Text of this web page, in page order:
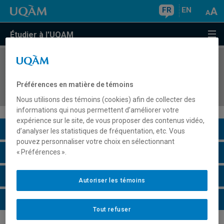
FR EN
Étudier à l'UQAM
COURS//
expérimentale ou quantitative
Description du cours
Horaire - Été 2026
Horaire - Automne 2026
Horaire - Hiver 2027
Préférences en matière de témoins
Nous utilisons des témoins (cookies) afin de collecter des
informations qui nous permettent d’améliorer votre
expérience sur le site, de vous proposer des contenus vidéo,
d’analyser les statistiques de fréquentation, etc. Vous
pouvez personnaliser votre choix en sélectionnant
« Préférences ».
Tout refuser
Autoriser les témoins